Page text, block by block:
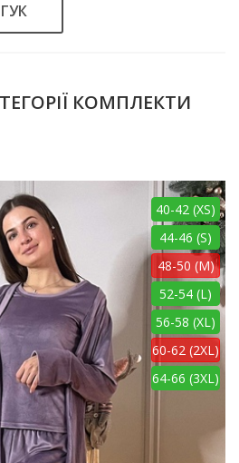
КОМПЛЕКТИ
40-42 (XS)
44-46 (S)
48-50 (M)
52-54 (L)
56-58 (XL)
60-62 (2XL)
64-66 (3XL)